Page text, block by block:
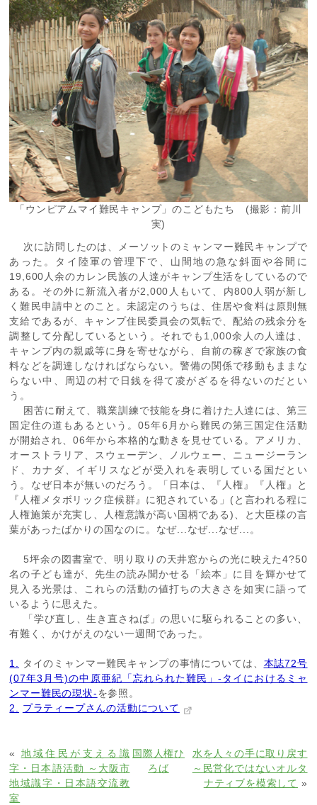
「ウンピアムマイ難民キャンプ」のこどもたち (撮影：前川
実)
次に訪問したのは、メーソットのミャンマー難民キャンプで
あった。タイ陸軍の管理下で、山間地の急な斜面や谷間に
19,600人余のカレン民族の人達がキャンプ生活をしているので
ある。その外に新流入者が2,000人もいて、内800人弱が新し
く難民申請中とのこと。未認定のうちは、住居や食料は原則無
支給であるが、キャンプ住民委員会の気転で、配給の残余分を
調整して分配しているという。それでも1,000余人の人達は、
キャンプ内の親戚等に身を寄せながら、自前の稼ぎで家族の食
料などを調達しなければならない。警備の関係で移動もままな
らない中、周辺の村で日銭を得て凌がざるを得ないのだとい
う。
困苦に耐えて、職業訓練で技能を身に着けた人達には、第三
国定住の道もあるという。05年6月から難民の第三国定住活動
が開始され、06年から本格的な動きを見せている。アメリカ、
オーストラリア、スウェーデン、ノルウェー、ニュージーラン
ド、カナダ、イギリスなどが受入れを表明している国だとい
う。なぜ日本が無いのだろう。「日本は、『人権』『人権』と
『人権メタボリック症候群』に犯されている」(と言われる程に
人権施策が充実し、人権意識が高い国柄である)、と大臣様の言
葉があったばかりの国なのに。なぜ...なぜ...なぜ...。
5坪余の図書室で、明り取りの天井窓からの光に映えた4?50
名の子ども達が、先生の読み聞かせる「絵本」に目を輝かせて
見入る光景は、これらの活動の値打ちの大きさを如実に語って
いるように思えた。
「学び直し、生き直さねば」の思いに駆られることの多い、
有難く、かけがえのない一週間であった。
1. タイのミャンマー難民キャンプの事情については、 本誌72号
(07年3月号)の中原亜紀「忘れられた難民」-タイにおけるミャ
ンマー難民の現状-を参照。
2. プラティープさんの活動について
« 地域住民が支える識
字・日本語活動 ～大阪市
地域識字・日本語交流教
室
水を人々の手に取り戻す
～民営化ではないオルタ
ナティブを模索して »
国際人権ひ
ろば